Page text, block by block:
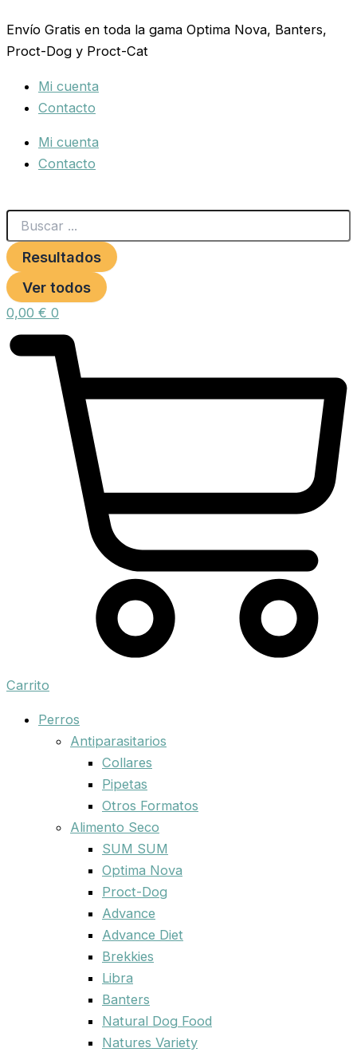
al
contenido
Envío Gratis en toda la gama Optima Nova, Banters,
Proct-Dog y Proct-Cat
Mi cuenta
Contacto
Mi cuenta
Contacto
...
Resultados
Ver todos
0,00 € 0
Carrito
Perros
Antiparasitarios
Collares
Pipetas
Otros Formatos
Alimento Seco
SUM SUM
Optima Nova
Proct-Dog
Advance
Advance Diet
Brekkies
Libra
Banters
Natural Dog Food
Natures Variety
NYLON
REDONDO
T/P
AZUL
cantidad